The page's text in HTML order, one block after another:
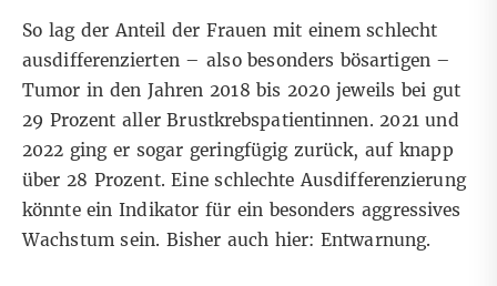
So lag der Anteil der Frauen mit einem schlecht
ausdifferenzierten – also besonders bösartigen –
Tumor in den Jahren 2018 bis 2020 jeweils bei gut
29 Prozent aller Brustkrebspatientinnen. 2021 und
2022 ging er sogar geringfügig zurück, auf knapp
über 28 Prozent. Eine schlechte Ausdifferenzierung
könnte ein Indikator für ein besonders aggressives
Wachstum sein. Bisher auch hier: Entwarnung.